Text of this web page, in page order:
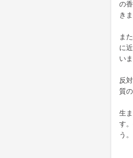
の
き
ま
に
いま
反
質
生
す
う。